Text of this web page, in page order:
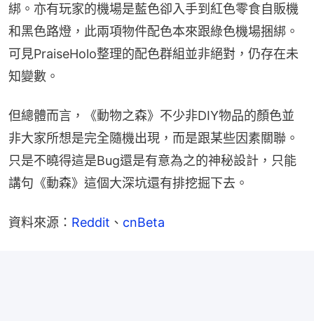
綁。亦有玩家的機場是藍色卻入手到紅色零食自販機
和黑色路燈，此兩項物件配色本來跟綠色機場捆綁。
可見PraiseHolo整理的配色群組並非絕對，仍存在未
知變數。
但總體而言，《動物之森》不少非DIY物品的顏色並
非大家所想是完全隨機出現，而是跟某些因素關聯。
只是不曉得這是Bug還是有意為之的神秘設計，只能
講句《動森》這個大深坑還有排挖掘下去。
資料來源： Reddit 、 cnBeta